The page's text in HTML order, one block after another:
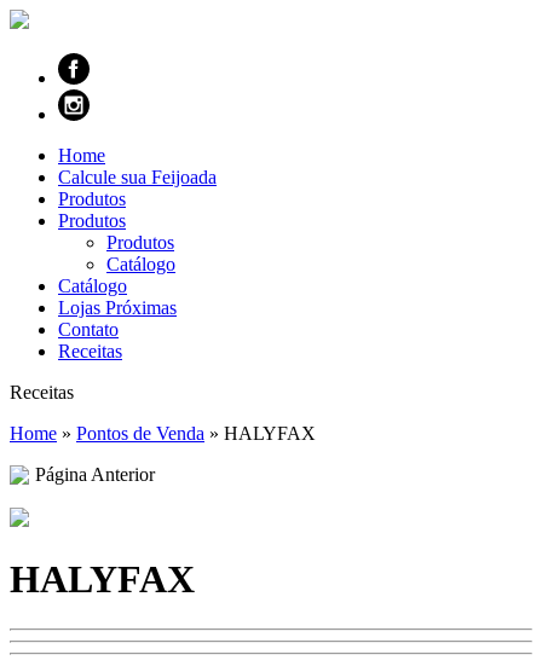
Home
Calcule sua Feijoada
Produtos
Produtos
Produtos
Catálogo
Catálogo
Lojas Próximas
Contato
Receitas
Receitas
Home » Pontos de Venda » HALYFAX
Página Anterior
HALYFAX